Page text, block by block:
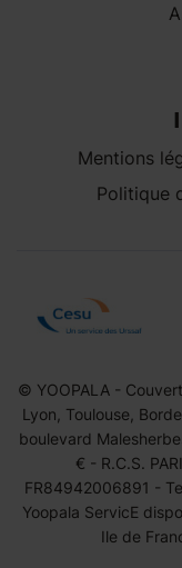
Mentions
Politique
© YOOPALA -
Lyon, Toulouse,
boulevard
€ - R.C.S.
FR84942006891 -
Yoopala ServicE
Ile de